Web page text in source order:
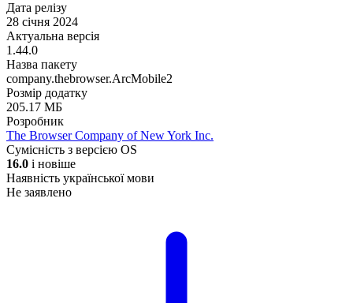
Дата релізу
28 січня 2024
Актуальна версія
1.44.0
Назва пакету
company.thebrowser.ArcMobile2
Розмір додатку
205.17 МБ
Розробник
The Browser Company of New York Inc.
Сумісність з версією OS
16.0 і новіше
Наявність української мови
Не заявлено